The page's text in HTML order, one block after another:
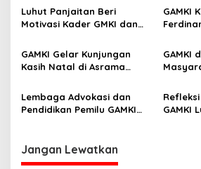
p
o
s
Luhut Panjaitan Beri
Motivasi Kader GMKI dan
GAMKI
GAMKI Gelar Kunjungan
Kasih Natal di Asrama
GAMKI
Lembaga Advokasi dan
Pendidikan Pemilu GAMKI
GAMKI
Jangan Lewatkan